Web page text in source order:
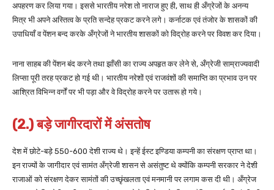
अपहरण कर लिया गया। इससे भारतीय नरेश तो नाराज हुए ही, साथ ही अँग्रेजों के अनन्य
मित्र भी अपने अस्तित्व के प्रति सन्देह प्रकट करने लगे। कर्नाटक एवं तंजोर के शासकों की
उपाधियाँ व पेंशन बन्द करके अँग्रेजों ने भारतीय शासकों को विद्रोह करने पर विवश कर दिया।
नाना साहब की पेंशन बंद करने तथा झाँसी का राज्य अपहृत कर लेने से, अँग्रेजी साम्राज्यवादी
लिप्सा पूरी तरह प्रकट हो गई थी। भारतीय नरेशों एवं राजवंशों की समाप्ति का प्रभाव उन पर
आश्रित विभिन्न वर्गों पर भी पड़ा और वे विद्रोह करने पर उतारू हो गये।
(2.) बड़े जागीरदारों में अंसतोष
देश में छोटे-बड़े 550-600 देशी राज्य थे। इन्हें ईस्ट इण्डिया कम्पनी का संरक्षण प्राप्त था।
इन राज्यों के जागीदार एवं सामंत अँग्रेजी शासन से असंतुष्ट थे क्योंकि कम्पनी सरकार ने देशी
राजाओं को संरक्षण देकर सामंतों की उच्छृंखलता एवं मनमानी पर लगाम कस दी थी। अँग्रेज